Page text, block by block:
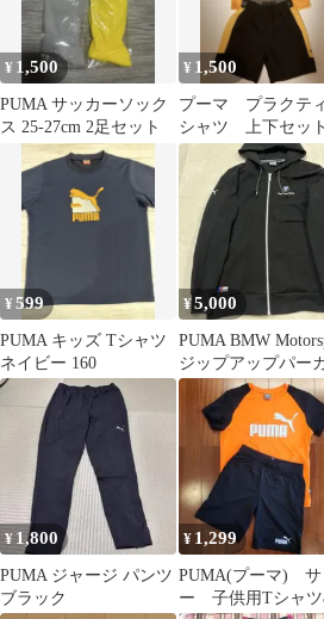
¥ 1,500
PUMA サッカーソック
ス 25-27cm 2足セット
¥ 1,500
プーマ プラクテ
シャツ 上下セ
サッカー 上150 下
¥599
PUMA キッズ Tシャツ
ネイビー 160
¥5,000
PUMA BMW
ジップアップパーカ
ブラック M
¥ 1,800
PUMA ジャージ パンツ
ブラック
¥ 1,299
PUMA(プーマ) サ
ー 子供用Tシャツ